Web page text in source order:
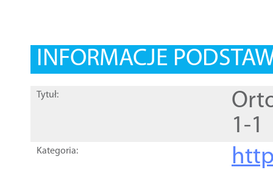
INFORMACJE
Tytuł:
1-1
Kategoria: